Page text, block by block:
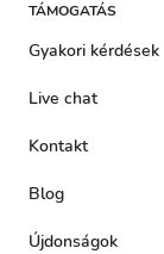
TÁMOGATÁS
Gyakori kérdések
Live chat
Kontakt
Blog
Újdonságok